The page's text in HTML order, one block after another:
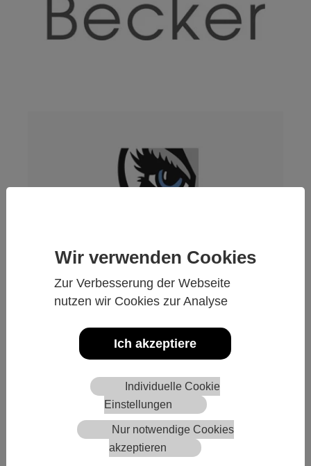
Wir verwenden Cookies
Zur Verbesserung der Webseite
nutzen wir Cookies zur Analyse
Ich akzeptiere
Individuelle Cookie
Einstellungen
Nur notwendige Cookies
akzeptieren